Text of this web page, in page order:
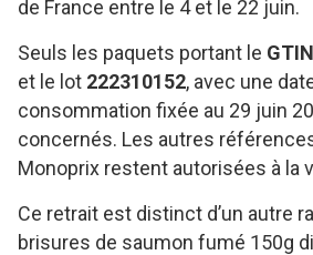
de France entre le 4 et le 22 juin.
Seuls les paquets portant le
et le lot 222310152, avec une
consommation fixée au 29 juin
concernés. Les autres
Monoprix restent autorisées à la
Ce retrait est distinct d’un autre
brisures de saumon fumé 150g